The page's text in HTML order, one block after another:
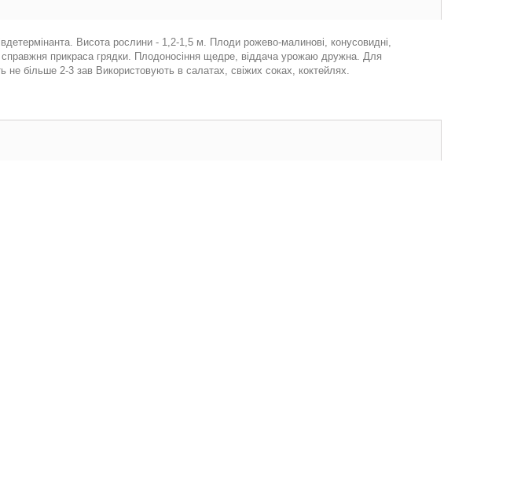
Висота рослини - 1,2-1,5 м. Плоди рожево-малинові, конусовидні,
прикраса грядки. Плодоносіння щедре, віддача урожаю дружна. Для
більше 2-3 зав Використовують в салатах, свіжих соках, коктейлях.